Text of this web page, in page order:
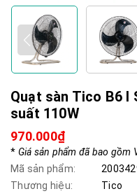
Quạt sàn Tico B6 I
suất 110W
970.000₫
* Giá sản phẩm đã bao gồm
Mã sản phẩm:
Thương hiệu:
Tico